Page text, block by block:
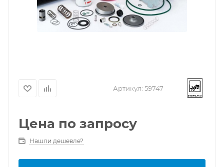
Артикул: 59747
Цена по запросу
Нашли дешевле?